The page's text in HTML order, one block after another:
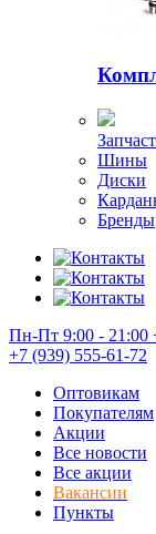
Шины
Диски
Бренды
Пн-Пт 9:00 - 21:00
+7 (939) 555-61-72
Оптовикам
Покупателям
Акции
Все новости
Все акции
Вакансии
Пункты